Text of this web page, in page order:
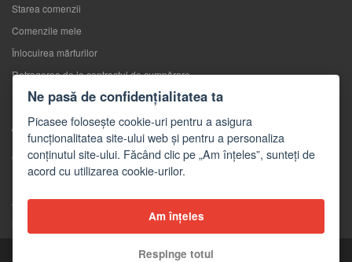
Starea comenzii
Comenzile mele
Înlocuirea mărfurilor
Retragerea de la contractul de cumpărare
Reclamaţii
CONTACTE
Contacte
Formular de contact
Angro
Copyright © 2026 Picasee
Ne pasă de confidențialitatea ta
Picasee folosește cookie-uri pentru a asigura
funcționalitatea site-ului web și pentru a personaliza
conținutul site-ului. Făcând clic pe „Am înțeles”, sunteți de
acord cu utilizarea cookie-urilor.
Am înțeles
Respinge totul